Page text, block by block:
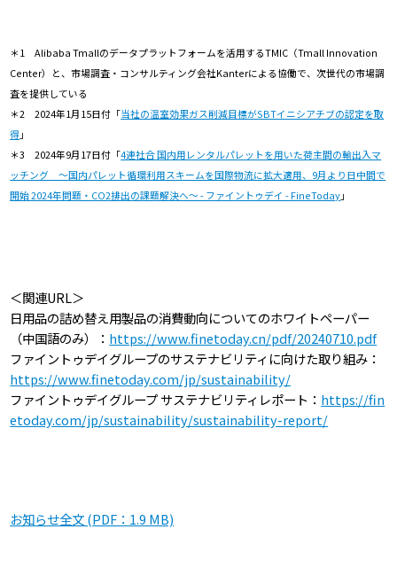
＊1 Alibaba Tmallのデータプラットフォームを活用するTMIC（Tmall Innovation
Center）と、市場調査・コンサルティング会社Kanterによる協働で、次世代の市場調
査を提供している
＊2 2024年1月15日付「当社の温室効果ガス削減目標がSBTイニシアチブの認定を取
得」
＊3 2024年9月17日付「4連社合 国内用レンタルパレットを用いた荷主間の輸出入マ
ッチング ～国内パレット循環利用スキームを国際物流に拡大適用、9月より日中間で
開始 2024年問題・CO2排出の課題解決へ～ - ファイントゥデイ - FineToday」
＜関連URL＞
日用品の詰め替え用製品の消費動向についてのホワイトペーパー
（中国語のみ）： https://www.finetoday.cn/pdf/20240710.pdf
ファイントゥデイグループのサステナビリティに向けた取り組み：
https://www.finetoday.com/jp/sustainability/
ファイントゥデイグループ サステナビリティレポート： https://fin
etoday.com/jp/sustainability/sustainability-report/
お知らせ全文 (PDF：1.9 MB)